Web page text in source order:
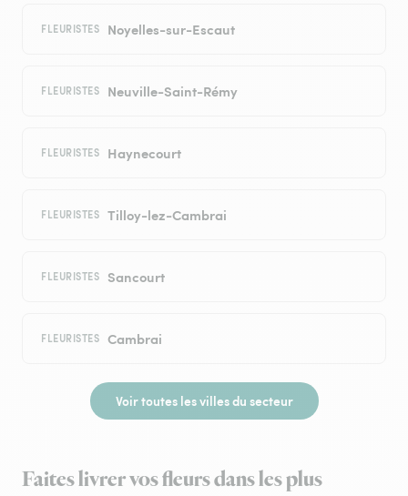
FLEURISTES Noyelles-sur-Escaut
FLEURISTES Neuville-Saint-Rémy
FLEURISTES Haynecourt
FLEURISTES Tilloy-lez-Cambrai
FLEURISTES Sancourt
FLEURISTES Cambrai
Voir toutes les villes du secteur
Faites livrer vos fleurs dans les plus